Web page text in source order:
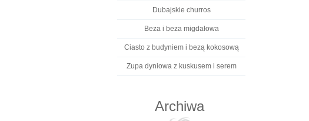
Dubajskie churros
Beza i beza migdałowa
Ciasto z budyniem i bezą kokosową
Zupa dyniowa z kuskusem i serem
Archiwa